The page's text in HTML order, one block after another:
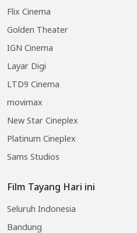
Flix Cinema
Golden Theater
IGN Cinema
Layar Digi
LTD9 Cinema
movimax
New Star Cineplex
Platinum Cineplex
Sams Studios
Film Tayang Hari ini
Seluruh Indonesia
Bandung